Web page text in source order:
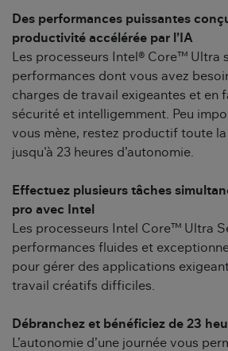
Des performances puissantes
productivité accélérée par l’IA
Les processeurs Intel® Core™ Ultra
performances dont vous avez
charges de travail exigeantes et en
sécurité et intelligemment. Peu
vous mène, restez productif toute
jusqu'à 23 heures d’autonomie.
Effectuez plusieurs tâches
pro avec Intel
Les processeurs Intel Core™ Ultra
performances fluides et
pour gérer des applications
travail créatifs difficiles.
Débranchez et bénéficiez de 23
L’autonomie d’une journée vous